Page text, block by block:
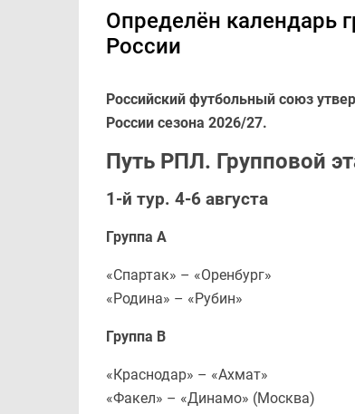
Определён календарь
России
Российский футбольный союз
России сезона 2026/27.
Путь РПЛ. Групповой
1-й тур. 4-6 августа
Группа А
«Спартак» – «Оренбург»
«Родина» – «Рубин»
Группа В
«Краснодар» – «Ахмат»
«Факел» – «Динамо» (Москва)